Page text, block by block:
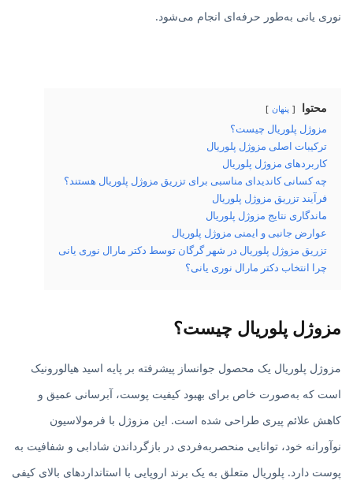
نوری یانی به‌طور حرفه‌ای انجام می‌شود.
محتوا پنهان
مزوژل پلوریال چیست؟
ترکیبات اصلی مزوژل پلوریال
کاربردهای مزوژل پلوریال
چه کسانی کاندیدای مناسبی برای تزریق مزوژل پلوریال هستند؟
فرآیند تزریق مزوژل پلوریال
ماندگاری نتایج مزوژل پلوریال
عوارض جانبی و ایمنی مزوژل پلوریال
تزریق مزوژل پلوریال در شهر گرگان توسط دکتر مارال نوری یانی
چرا انتخاب دکتر مارال نوری یانی؟
مزوژل پلوریال چیست؟
مزوژل پلوریال یک محصول جوانساز پیشرفته بر پایه اسید هیالورونیک
است که به‌صورت خاص برای بهبود کیفیت پوست، آبرسانی عمیق و
کاهش علائم پیری طراحی شده است. این مزوژل با فرمولاسیون
نوآورانه خود، توانایی منحصر‌به‌فردی در بازگرداندن شادابی و شفافیت به
پوست دارد. پلوریال متعلق به یک برند اروپایی با استانداردهای بالای کیفی